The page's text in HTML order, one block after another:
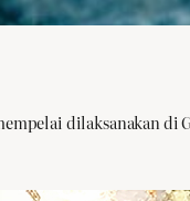
dilaksanakan di